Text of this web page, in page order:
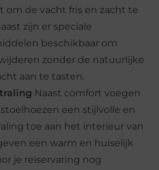
om de vacht fris en zacht te
zijn er speciale
beschikbaar om
zonder de natuurlijke
aan te tasten.
Naast comfort voegen
een stijlvolle en
toe aan het interieur van
een warm en huiselijk
je reiservaring nog